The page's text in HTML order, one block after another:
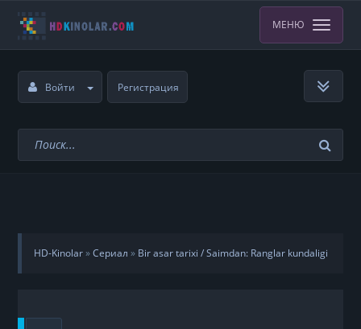
МЕНЮ
Войти Регистрация
HD-Kinolar»Сериал » Bir asar tarixi / Saimdan: Ranglar kundaligi